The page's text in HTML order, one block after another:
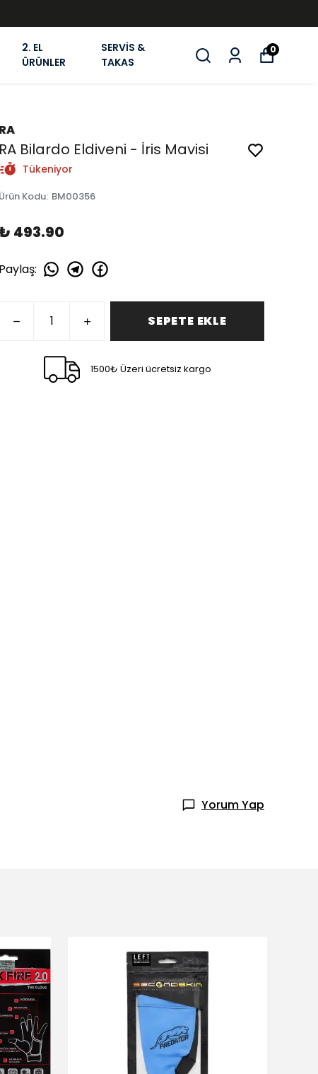
2. EL
ÜRÜNLER
SERVİS &
TAKAS
0
RA
RA Bilardo Eldiveni - İris Mavisi
Tükeniyor
Ürün Kodu: BM00356
493.90
Paylaş:
SEPETE EKLE
1500₺ Üzeri ücretsiz kargo
Yorum Yap